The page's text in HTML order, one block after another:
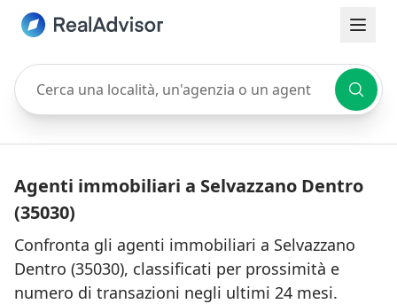
Cerca una località, un'agenzia o un agente
Agenti immobiliari a Selvazzano Dentro
(35030)
Confronta gli agenti immobiliari a Selvazzano
Dentro (35030), classificati per prossimità e
numero di transazioni negli ultimi 24 mesi.